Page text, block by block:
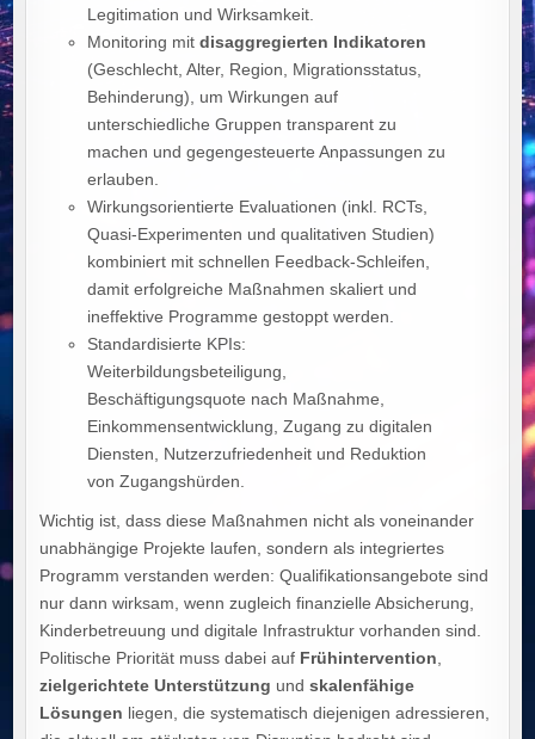
Legitimation und Wirksamkeit.
Monitoring mitdisaggregierten Indikatoren
(Geschlecht, Alter, Region, Migrationsstatus,
Behinderung), um Wirkungen auf
unterschiedliche Gruppen transparent zu
machen und gegengesteuerte Anpassungen zu
erlauben.
Wirkungsorientierte Evaluationen (inkl. RCTs,
Quasi‑Experimenten und qualitativen Studien)
kombiniert mit schnellen Feedback‑Schleifen,
damit erfolgreiche Maßnahmen skaliert und
ineffektive Programme gestoppt werden.
Standardisierte KPIs:
Weiterbildungsbeteiligung,
Beschäftigungsquote nach Maßnahme,
Einkommensentwicklung, Zugang zu digitalen
Diensten, Nutzerzufriedenheit und Reduktion
von Zugangshürden.
Wichtig ist, dass diese Maßnahmen nicht als voneinander
unabhängige Projekte laufen, sondern als integriertes
Programm verstanden werden: Qualifikationsangebote sind
nur dann wirksam, wenn zugleich finanzielle Absicherung,
Kinderbetreuung und digitale Infrastruktur vorhanden sind.
Politische Priorität muss dabei auf Frühintervention
zielgerichtete Unterstützung undskalenfähige
Lösungen liegen, die systematisch diejenigen adressieren,